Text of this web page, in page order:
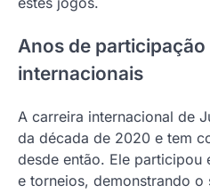
Anos de
internacionais
A carreira internacional de
da década de 2020 e tem
desde então. Ele participou
e torneios, demonstrando o